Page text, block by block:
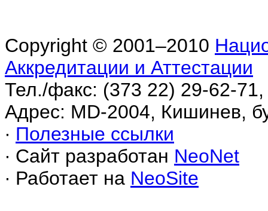
Copyright © 2001–2010
Аккредитации и Аттестации
Тел./факс: (373 22) 29-62-
Адрес: MD-2004, Кишинев,
∙ Полезные ссылки
∙ Сайт разработан NeoNet
∙ Работает на NeoSite